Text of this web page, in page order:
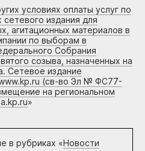
условиях оплаты услуг по
издания для
агитационных материалов в
по выборам в
Собрания
созыва, назначенных на
Сетевое издание
(св-во Эл № ФС77-
на региональном
»
в рубриках «Новости